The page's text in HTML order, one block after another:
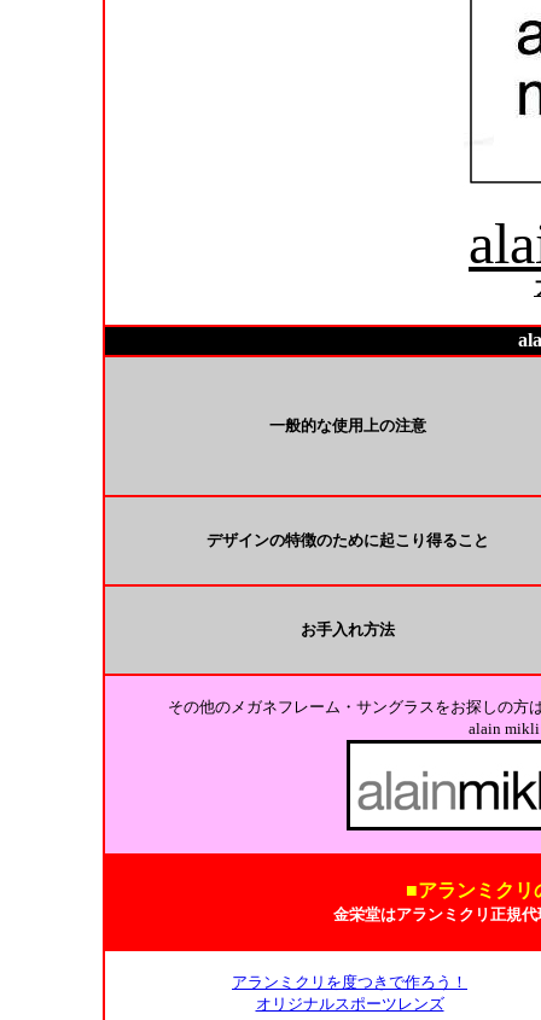
一般的な使用上の注意
デザインの特徴のために起こり得ること
お手入れ方法
その他のメガネフレーム・サングラスをお探しの方
alain
■アランミクリ
金栄堂はアランミクリ正規
アランミクリを度つきで作ろう！
オリジナルスポーツレンズ